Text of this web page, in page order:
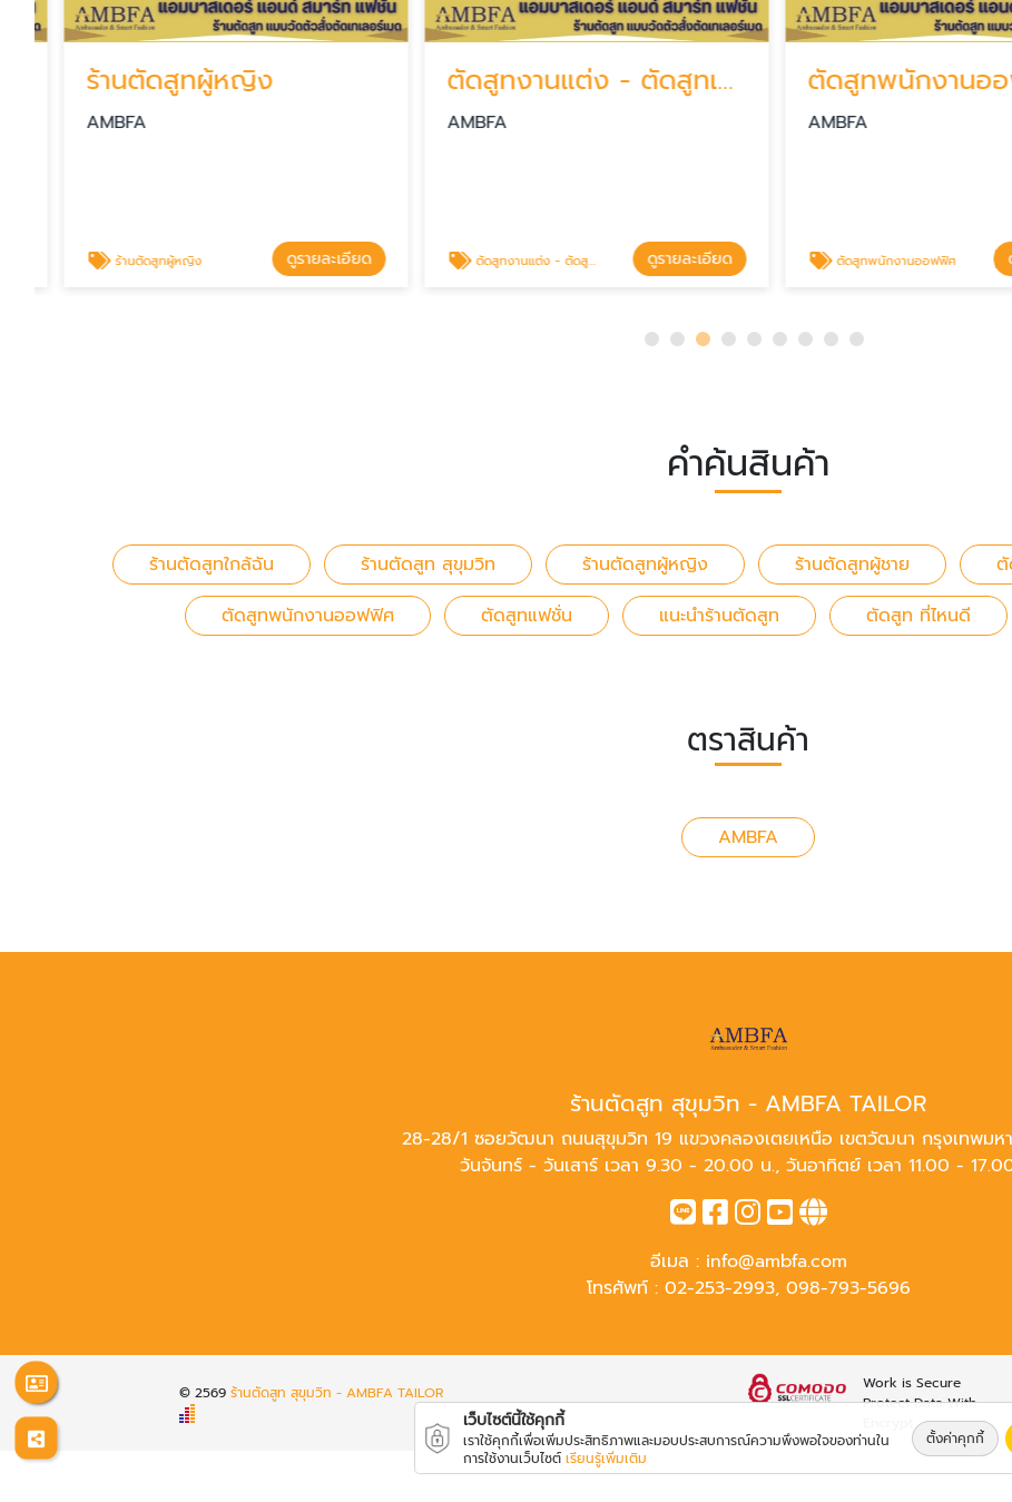
ร้านตัดสูทผู้หญิง
AMBFA
ร้านตัดสูทผู้หญิง ดูรายละเอียด
ตัดสูทงานแต่ง - ตัดสูทเจ้าบ่าว - ตัดสูทเจ้าสาว
AMBFA
ตัดสูทงานแต่ง - ตัดสูทเจ้าบ่าว - ตัดสูทเจ้าสาว ดูรายละเอียด
ตัดสูทพนักงานออ
AMBFA
ตัดสูทพนักงานออฟฟิศ ดูร
คำค้นสินค้า
ร้านตัดสูทใกล้ฉัน ร้านตัดสูท สุขุมวิท ร้านตัดสูทผู้หญิง ร้านตัดสูทผู้ชาย
ตั
ตัดสูทพนักงานออฟฟิศ
ตัดสูทแฟชั่น แนะนำร้านตัดสูท ตัดสูท ที่ไหนดี
ตราสินค้า
AMBFA
ร้านตัดสูท สุขุมวิท - AMBFA TAILOR
28-28/1 ซอยวัฒนา ถนนสุขุมวิท 19 แขวงคลองเตยเหนือ เขตวัฒนา กรุงเทพมหา
วันจันทร์ - วันเสาร์ เวลา 9.30 - 20.00 น., วันอาทิตย์ เวลา 11.00 -
อีเมล : info@ambfa.com
โทรศัพท์ : 02-253-2993, 098-793-5696
© 2569ร้านตัดสูท สุขุมวิท - AMBFA TAILOR
Work is Secure
Protect Data With
เว็บไซต์นี้ใช้คุกกี้
เราใช้คุกกี้เพื่อเพิ่มประสิทธิภาพและมอบประสบการณ์ความพึงพอใจของท่านใน
การใช้งานเว็บไซต์ เรียนรู้เพิ่มเติม
ตั้งค่าคุกกี้